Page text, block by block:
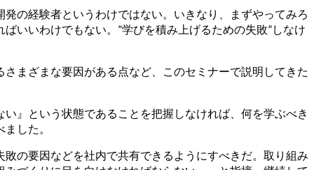
の経験者というわけではない。いきなり、まずやってみろ
いいわけでもない。”学びを積み上げるための失敗”しなけ
まざまな要因がある点など、このセミナーで説明してきた
』という状態であることを把握しなければ、何を学ぶべき
した。
の要因などを社内で共有できるようにすべきだ。取り組み